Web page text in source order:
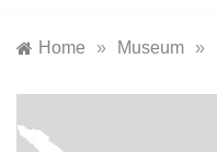
Home » Museum »